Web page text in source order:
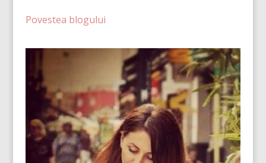
Povestea blogului